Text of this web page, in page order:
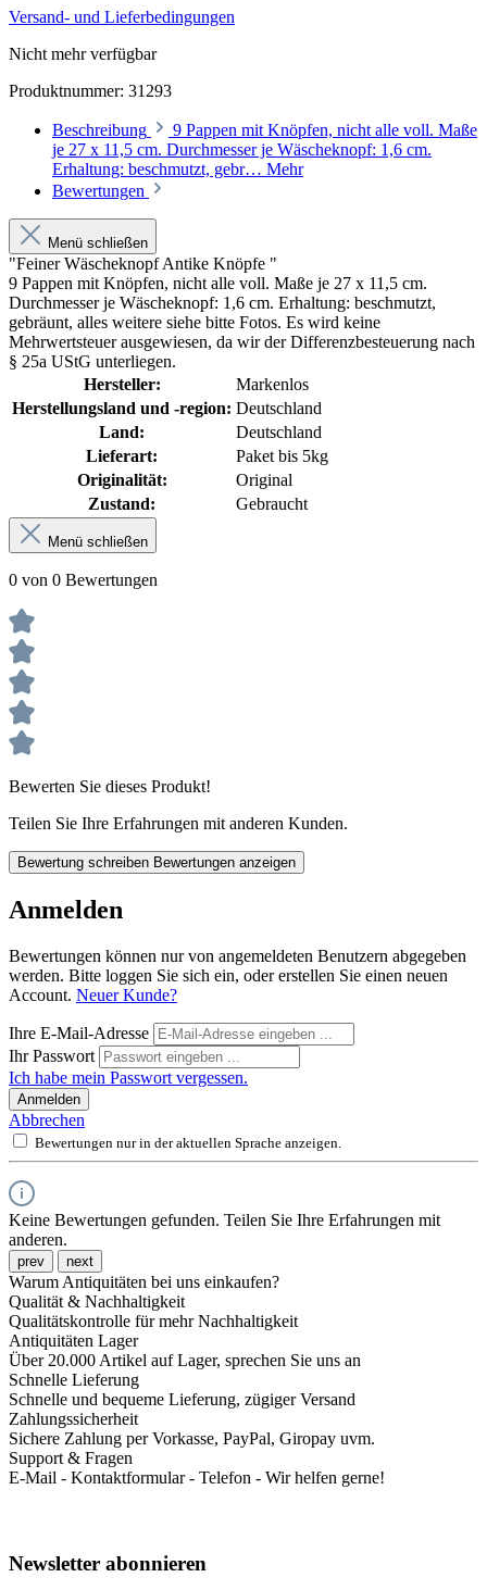
Versand- und Lieferbedingungen
Nicht mehr verfügbar
Produktnummer: 31293
Beschreibung
9 Pappen mit Knöpfen, nicht alle voll. Maße
je 27 x 11,5 cm. Durchmesser je Wäscheknopf: 1,6 cm.
Erhaltung: beschmutzt, gebr… Mehr
Bewertungen
Menü schließen
"Feiner Wäscheknopf Antike Knöpfe "
9 Pappen mit Knöpfen, nicht alle voll. Maße je 27 x 11,5 cm.
Durchmesser je Wäscheknopf: 1,6 cm. Erhaltung: beschmutzt,
gebräunt, alles weitere siehe bitte Fotos. Es wird keine
Mehrwertsteuer ausgewiesen, da wir der Differenzbesteuerung nach
§ 25a UStG unterliegen.
Hersteller:
Markenlos
Herstellungsland und -region: Deutschland
Land:
Deutschland
Lieferart:
Paket bis 5kg
Originalität:
Original
Zustand:
Gebraucht
Menü schließen
0 von 0 Bewertungen
Bewerten Sie dieses Produkt!
Teilen Sie Ihre Erfahrungen mit anderen Kunden.
Bewertung schreiben Bewertungen anzeigen
Anmelden
Bewertungen können nur von angemeldeten Benutzern abgegeben
werden. Bitte loggen Sie sich ein, oder erstellen Sie einen neuen
Account. Neuer Kunde?
Ihre E-Mail-Adresse
Ihr Passwort
Ich habe mein Passwort vergessen.
Anmelden
Abbrechen
Bewertungen nur in der aktuellen Sprache anzeigen.
Keine Bewertungen gefunden. Teilen Sie Ihre Erfahrungen mit
anderen.
prev next
Warum Antiquitäten bei uns einkaufen?
Qualität & Nachhaltigkeit
Qualitätskontrolle für mehr Nachhaltigkeit
Antiquitäten Lager
Über 20.000 Artikel auf Lager, sprechen Sie uns an
Schnelle Lieferung
Schnelle und bequeme Lieferung, zügiger Versand
Zahlungssicherheit
Sichere Zahlung per Vorkasse, PayPal, Giropay uvm.
Support & Fragen
E-Mail - Kontaktformular - Telefon - Wir helfen gerne!
Newsletter abonnieren